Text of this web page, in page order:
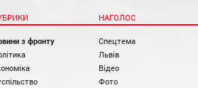
з фронту
НАГОЛОС
Спецтема
Львів
Відео
Фото